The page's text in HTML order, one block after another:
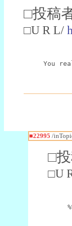
□投稿
□U R L/
You
■22995 /
□
□U